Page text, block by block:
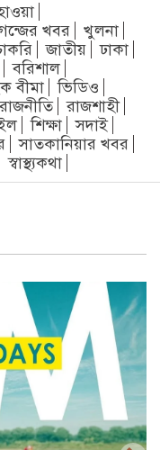
খবর
খুলনা
জাতীয়
ঢাকা
বরিশাল
বীমা
ভিডিও
রাজনীতি
রাজশাহী
শিক্ষা
সদাই
সাতকানিয়ার খবর
স্বাস্থ্যকথা